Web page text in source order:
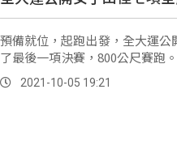
預備就位，起跑出發，全大運
了最後一項決賽，800公尺賽跑。
2021-10-05 19:21